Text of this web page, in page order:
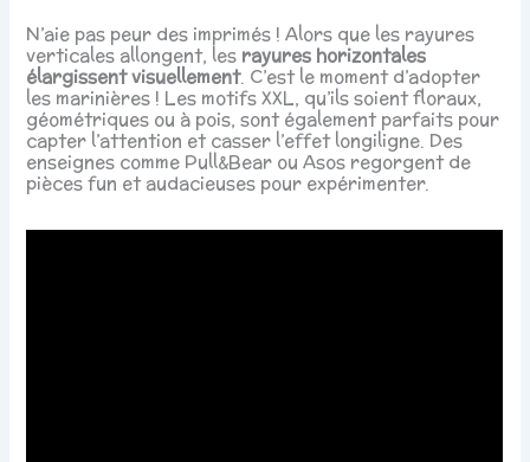
N’aie pas peur des imprimés ! Alors que les rayures
verticales allongent, les rayures horizontales
élargissent visuellement. C’est le moment d’adopter
les marinières ! Les motifs XXL, qu’ils soient floraux,
géométriques ou à pois, sont également parfaits pour
capter l’attention et casser l’effet longiligne. Des
enseignes comme Pull&Bear ou Asos regorgent de
pièces fun et audacieuses pour expérimenter.